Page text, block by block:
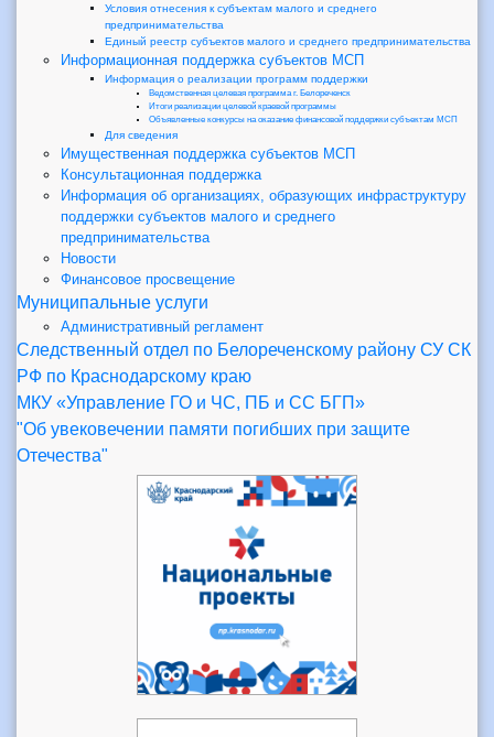
Условия отнесения к субъектам малого и среднего
предпринимательства
Единый реестр субъектов малого и среднего предпринимательства
Информационная поддержка субъектов МСП
Информация о реализации программ поддержки
Ведомственная целевая программа г. Белореченск
Итоги реализации целевой краевой программы
Объявленные конкурсы на оказание финансовой поддержки субъектам МСП
Для сведения
Имущественная поддержка субъектов МСП
Консультационная поддержка
Информация об организациях, образующих инфраструктуру
поддержки субъектов малого и среднего
предпринимательства
Новости
Финансовое просвещение
Муниципальные услуги
Административный регламент
Следственный отдел по Белореченскому району СУ СК
РФ по Краснодарскому краю
МКУ «Управление ГО и ЧС, ПБ и СС БГП»
"Об увековечении памяти погибших при защите
Отечества"